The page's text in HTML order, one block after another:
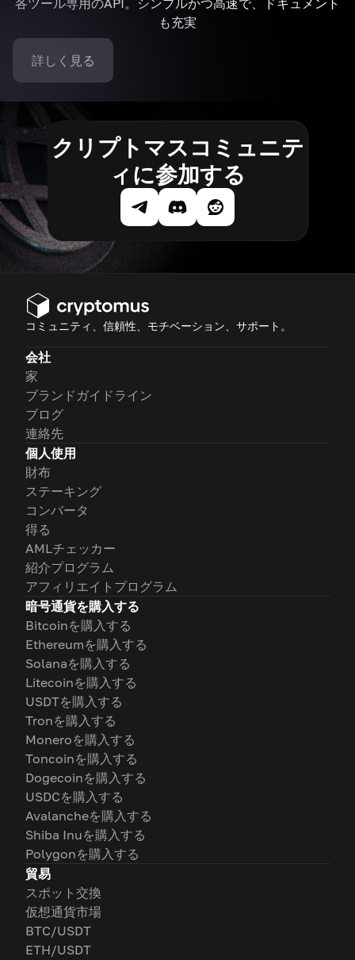
各ツール専用のAPI。シンプルかつ高速で、ドキュメント
も充実
詳しく見る
クリプトマスコミュニテ
ィに参加する
コミュニティ、信頼性、モチベーション、サポート。
会社
家
ブランドガイドライン
ブログ
連絡先
個人使用
財布
ステーキング
コンバータ
得る
AMLチェッカー
紹介プログラム
アフィリエイトプログラム
暗号通貨を購入する
Bitcoinを購入する
Ethereumを購入する
Solanaを購入する
Litecoinを購入する
USDTを購入する
Tronを購入する
Moneroを購入する
Toncoinを購入する
Dogecoinを購入する
USDCを購入する
Avalancheを購入する
Shiba Inuを購入する
Polygonを購入する
貿易
スポット交換
仮想通貨市場
BTC/USDT
ETH/USDT